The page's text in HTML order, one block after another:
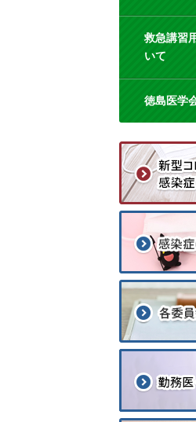
救急講習
いて
徳島医学